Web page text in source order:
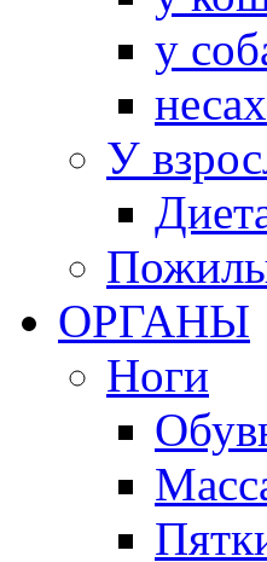
у
У
ОРГАНЫ
Ноги